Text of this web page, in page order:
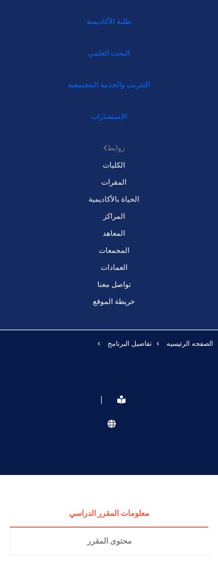
طلبة الأكاديمية
البحث العلمي
التدريب والخدمة المجتمعية
الإستشارات
روابط
الكليات
المقرات
الحياة بالأكاديمية
المراكز
المعاهد
المجمعات
العمادات
تواصل معنا
خريطة الموقع
الصفحه الرئيسيه تفاصيل البرنامج
|
معلومات المقرر الدراسي
محتوى المقرر